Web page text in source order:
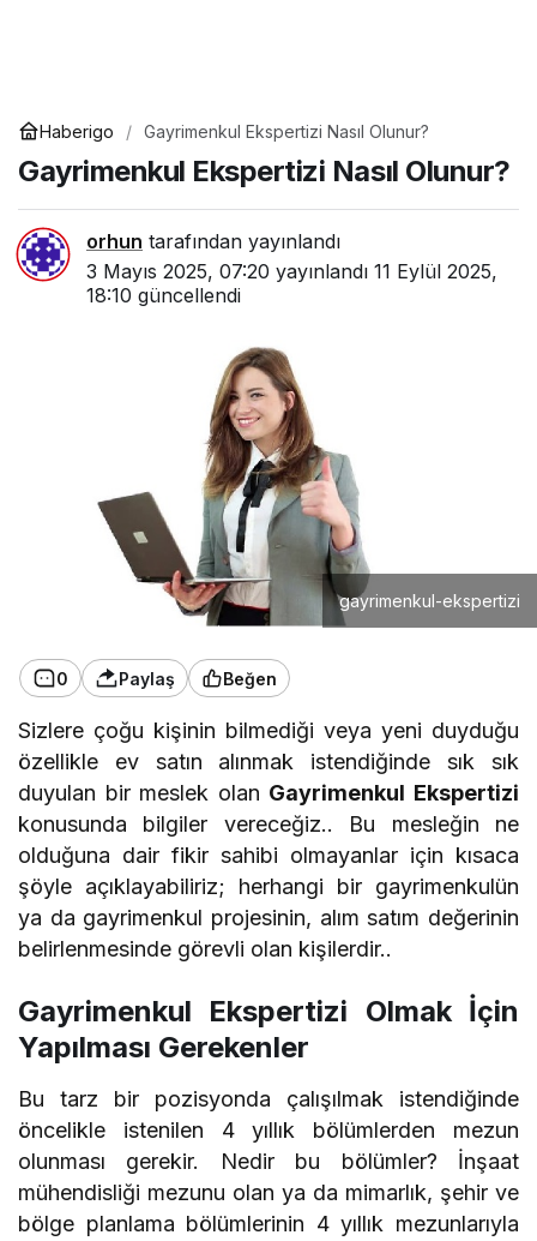
Haberigo Gayrimenkul Ekspertizi Nasıl Olunur?
Gayrimenkul Ekspertizi Nasıl Olunur?
orhun tarafından yayınlandı
3 Mayıs 2025, 07:20 yayınlandı 11 Eylül 2025,
18:10 güncellendi
gayrimenkul-ekspertizi
0 Paylaş Beğen
Sizlere çoğu kişinin bilmediği veya yeni duyduğu
özellikle ev satın alınmak istendiğinde sık sık
duyulan bir meslek olan Gayrimenkul Ekspertizi
konusunda bilgiler vereceğiz.. Bu mesleğin ne
olduğuna dair fikir sahibi olmayanlar için kısaca
şöyle açıklayabiliriz; herhangi bir gayrimenkulün
ya da gayrimenkul projesinin, alım satım değerinin
belirlenmesinde görevli olan kişilerdir..
Gayrimenkul Ekspertizi Olmak İçin
Yapılması Gerekenler
Bu tarz bir pozisyonda çalışılmak istendiğinde
öncelikle istenilen 4 yıllık bölümlerden mezun
olunması gerekir. Nedir bu bölümler? İnşaat
mühendisliği mezunu olan ya da mimarlık, şehir ve
bölge planlama bölümlerinin 4 yıllık mezunlarıyla